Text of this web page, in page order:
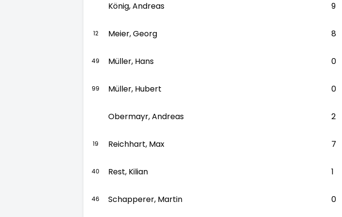
König, Andreas 9
12 Meier, Georg 8
49 Müller, Hans 0
99 Müller, Hubert 0
Obermayr, Andreas 2
19 Reichhart, Max 7
40 Rest, Kilian 1
46 Schapperer, Martin 0